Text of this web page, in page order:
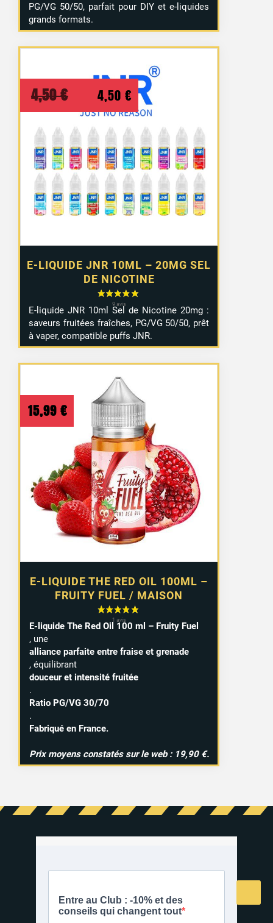
PG/VG 50/50, parfait pour DIY et e-liquides
grands formats.
E-LIQUIDE JNR 10ML – 20MG SEL
DE NICOTINE
4,50€
Le
prix
initial
était :
4,50 €.
4,50 € Le
prix
actuel
est :
4,50 €.
E- liquideJNR 10mlSelde Nicotine20mg :
saveurs fruitées fraîches, PG/VG 50/50, prêt
àvaper,compatible puffs JNR.
E-LIQUIDE THE RED OIL 100ML –
FRUITY FUEL / MAISON
15,99 €
E-liquide The Red Oil 100 ml – Fruity Fuel
, une
alliance parfaite entre fraise et grenade
, équilibrant
douceur et intensité fruitée
.
Ratio PG/VG 30/70
.
Fabriqué en France.
Prix moyens constatés sur le web : 19,90 €.